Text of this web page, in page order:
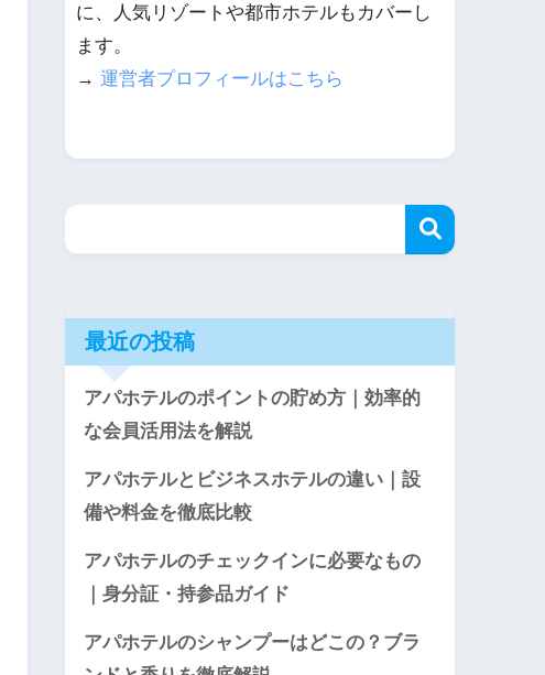
に、人気リゾートや都市ホテルもカバーし
ます。
→ 運営者プロフィールはこちら
最近の投稿
アパホテルのポイントの貯め方｜効率的
な会員活用法を解説
アパホテルとビジネスホテルの違い｜設
備や料金を徹底比較
アパホテルのチェックインに必要なもの
｜身分証・持参品ガイド
アパホテルのシャンプーはどこの？ブラ